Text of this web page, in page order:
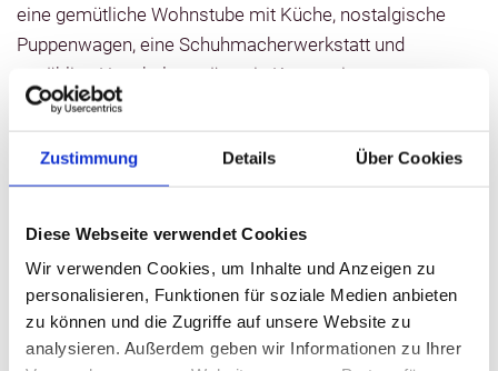
Zustimmung Details Über Cookies
Diese Webseite verwendet Cookies
Wir verwenden Cookies, um Inhalte und Anzeigen zu
personalisieren, Funktionen für soziale Medien anbieten
zu können und die Zugriffe auf unsere Website zu
analysieren. Außerdem geben wir Informationen zu Ihrer
eine gemütliche Wohnstube mit Küche, nostalgische
Puppenwagen, eine Schuhmacherwerkstatt und
unzählige Haushaltsgeräte wie Konservierer,
Kirschenentsteiner, Bügeleisen oder Waschtrommel.
Viele der Gegenstände, die hier ihren Platz gefunden
haben, sind noch funktionsfähig und können nach
Absprache für den Hausgebrauch ausgeliehen
werden.
Auf dem Außengelände des Museums sind alte
landwirtschaftliche Maschinen und
Feuerwehrtechnik ausgestellt. Herzstücke sind ein
Holzpflug von 1742, ein Kipppflug von 1937 sowie